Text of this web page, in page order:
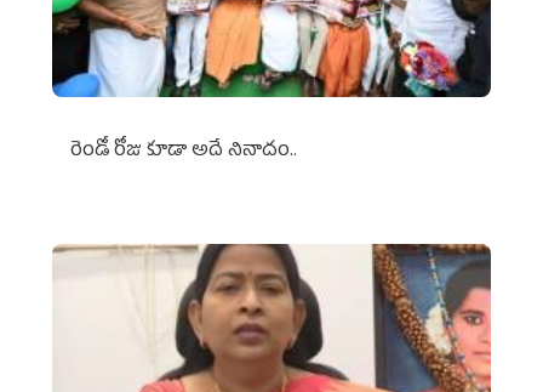
రెండో రోజు కూడా అదే నినాదం..